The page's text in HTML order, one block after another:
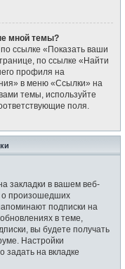
мной темы?
ссылке «Показать ваши
по ссылке «Найти
профиля на
в меню «Ссылки» на
темы, используйте
поля.
закладки в вашем веб-
о произошедших
подписки на
в теме,
вы будете получать
Настройки
задать на вкладке